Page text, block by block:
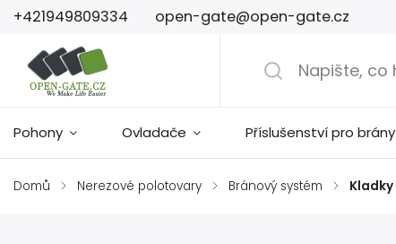
+421949809334 open-gate@open-gate.cz
Pohony Ovladače Příslušenství pro brány
Domů / Nerezové polotovary / Bránový systém / Kladky